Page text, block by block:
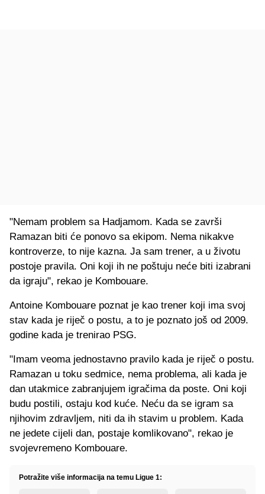
"Nemam problem sa Hadjamom. Kada se završi
Ramazan biti će ponovo sa ekipom. Nema nikakve
kontroverze, to nije kazna. Ja sam trener, a u životu
postoje pravila. Oni koji ih ne poštuju neće biti izabrani
da igraju", rekao je Kombouare.
Antoine Kombouare poznat je kao trener koji ima svoj
stav kada je riječ o postu, a to je poznato još od 2009.
godine kada je trenirao PSG.
"Imam veoma jednostavno pravilo kada je riječ o postu.
Ramazan u toku sedmice, nema problema, ali kada je
dan utakmice zabranjujem igračima da poste. Oni koji
budu postili, ostaju kod kuće. Neću da se igram sa
njihovim zdravljem, niti da ih stavim u problem. Kada
ne jedete cijeli dan, postaje komlikovano", rekao je
svojevremeno Kombouare.
Potražite više informacija na temu Ligue 1: